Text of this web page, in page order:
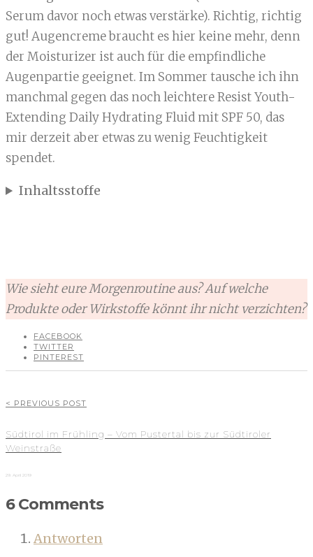
Serum davor noch etwas verstärke). Richtig, richtig
gut! Augencreme braucht es hier keine mehr, denn
der Moisturizer ist auch für die empfindliche
Augenpartie geeignet. Im Sommer tausche ich ihn
manchmal gegen das noch leichtere Resist Youth-
Extending Daily Hydrating Fluid mit SPF 50, das
mir derzeit aber etwas zu wenig Feuchtigkeit
spendet.
Inhaltsstoffe
Wie sieht eure Morgenroutine aus? Auf welche
Produkte oder Wirkstoffe könnt ihr nicht verzichten?
FACEBOOK
TWITTER
PINTEREST
< PREVIOUS POST
Südtirol im Frühling – Vom Pustertal bis zur Südtiroler
Weinstraße
29. April 2019
6 Comments
Antworten